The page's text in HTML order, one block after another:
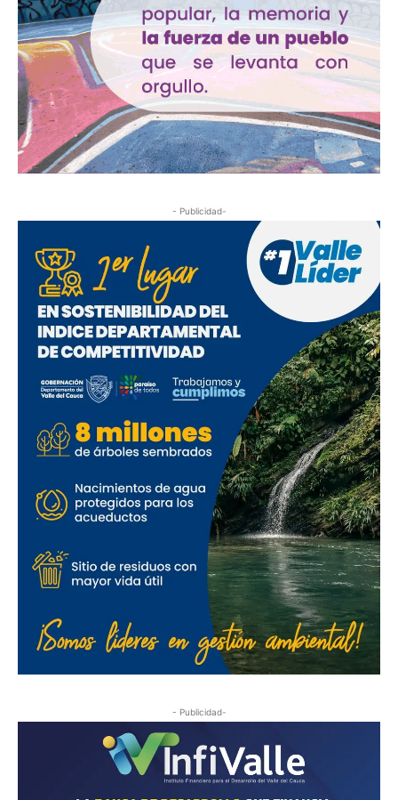
- Publicidad-
- Publicidad-